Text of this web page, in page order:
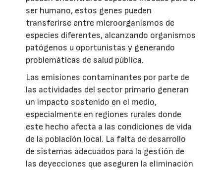
ser humano, estos genes pueden
transferirse entre microorganismos de
especies diferentes, alcanzando organismos
patógenos u oportunistas y generando
problemáticas de salud pública.
Las emisiones contaminantes por parte de
las actividades del sector primario generan
un impacto sostenido en el medio,
especialmente en regiones rurales donde
este hecho afecta a las condiciones de vida
de la población local. La falta de desarrollo
de sistemas adecuados para la gestión de
las deyecciones que aseguren la eliminación